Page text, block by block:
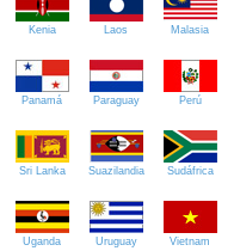
Kenia Laos Malasia
Panamá Paraguay Perú
Sri Lanka Suazilandia Sudáfrica
Uganda Uruguay Vietnam